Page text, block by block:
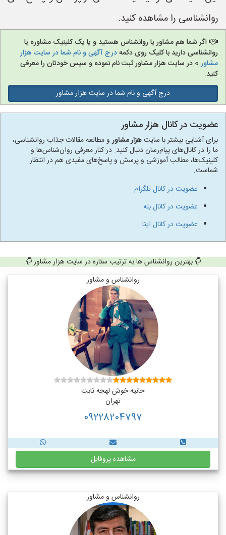
روانشناسی را مشاهده کنید.
اگر شما هم مشاور یا روانشناس هستید و یا یک کلینیک مشاوره یا
روانشناسی دارید با کلیک روی دکمهدرج آگهی و نام شما در سایت هزار
مشاور» در سایت هزار مشاور ثبت نام نموده و سپس خودتان را معرفی
کنید.
درج آگهی و نام شما در سایت هزار مشاور
عضویت در کانال هزار مشاور
برای آشنایی بیشتر با سایتهزار مشاورو مطالعه مقالات جذاب روانشناسی،
ما را در کانال‌های پیام‌رسان دنبال کنید. در کنار معرفی روان‌شناس‌ها و
کلینیک‌ها، مطالب آموزشی و پرسش و پاسخ‌های مفیدی هم در انتظار
شماست.
عضویت در کانال تلگرام
عضویت در کانال بله
عضویت در کانال ایتا
بهترین روانشناس ها به ترتیب ستاره در سایت هزار مشاور
روانشناس و مشاور
حانیه خوش لهجه ثابت
تهران
09228204797
مشاهده پروفایل
روانشناس و مشاور